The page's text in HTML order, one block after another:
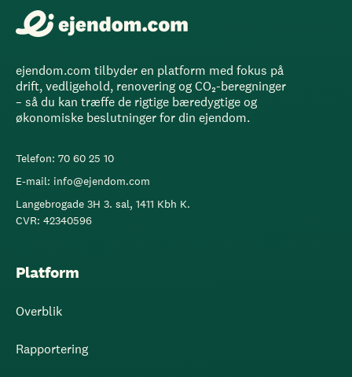
ejendom.com tilbyder en platform med fokus på
drift, vedligehold, renovering og CO₂-beregninger
– så du kan træffe de rigtige bæredygtige og
økonomiske beslutninger for din ejendom.
Telefon: 70 60 25 10
E-mail: info@ejendom.com
Langebrogade 3H 3. sal, 1411 Kbh K.
CVR: 42340596
Platform
Overblik
Rapportering